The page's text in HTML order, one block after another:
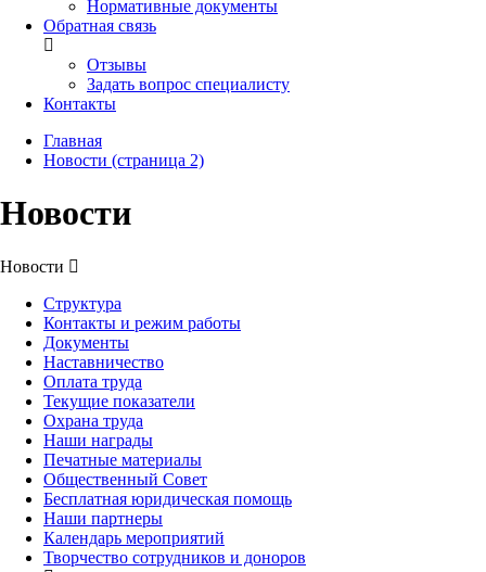
Нормативные документы
Обратная связь
Отзывы
Задать вопрос специалисту
Контакты
Главная
Новости (страница 2)
Новости
Новости
Структура
Контакты и режим работы
Документы
Наставничество
Оплата труда
Текущие показатели
Охрана труда
Наши награды
Печатные материалы
Общественный Совет
Бесплатная юридическая помощь
Наши партнеры
Календарь мероприятий
Творчество сотрудников и доноров